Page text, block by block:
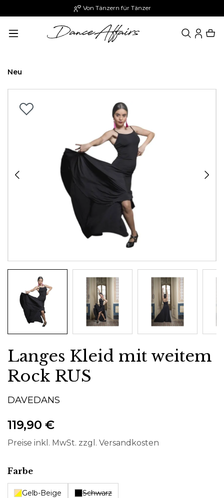
Von Tänzern für Tänzer
Neu
Langes Kleid mit weitem
Rock RUS
DAVEDANS
119,90 €
Preise inkl. MwSt. zzgl. Versandkosten
Farbeauswählen
Gelb-Beige Schwarz